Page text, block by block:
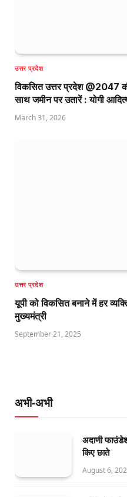
उत्तर प्रदेश
विकसित उत्तर प्रदेश @2047
साथ जमीन पर उतारें : योगी
March 31, 2026
उत्तर प्रदेश
यूपी को विकसित बनाने में हर
मुख्यमंत्री
September 21, 2025
अभी-अभी
अदाणी
किए छाते
August 6,